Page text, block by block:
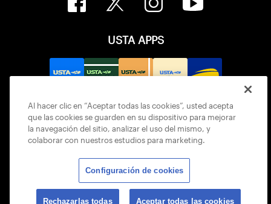
USTA APPS
© 2026 USTA ALL RIGHTS RESERVED
Al hacer clic en “Aceptar todas las cookies”, usted acepta
que las cookies se guarden en su dispositivo para mejorar
la navegación del sitio, analizar el uso del mismo, y
colaborar con nuestros estudios para marketing.
Configuración de cookies
Rechazarlas todas Aceptar todas las cookies